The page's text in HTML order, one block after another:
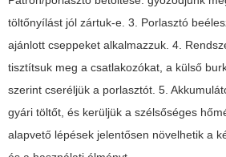
töltőnyílást jól zártuk-e. 3. Porlasztó
ajánlott cseppeket alkalmazzuk. 4.
tisztítsuk meg a csatlakozókat, a külső
szerint cseréljük a porlasztót. 5.
gyári töltőt, és kerüljük a szélsőséges
alapvető lépések jelentősen növelhetik a